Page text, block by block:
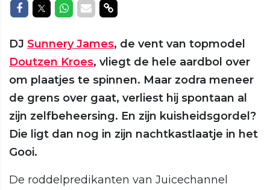
Delen op Facebook
Delen op Twitter
Delen op Whatsapp
Delen via Mail
Delen via link
DJ Sunnery James, de vent van topmodel
Doutzen Kroes, vliegt de hele aardbol over
om plaatjes te spinnen. Maar zodra meneer
de grens over gaat, verliest hij spontaan al
zijn zelfbeheersing. En zijn kuisheidsgordel?
Die ligt dan nog in zijn nachtkastlaatje in het
Gooi.
De roddelpredikanten van Juicechannel